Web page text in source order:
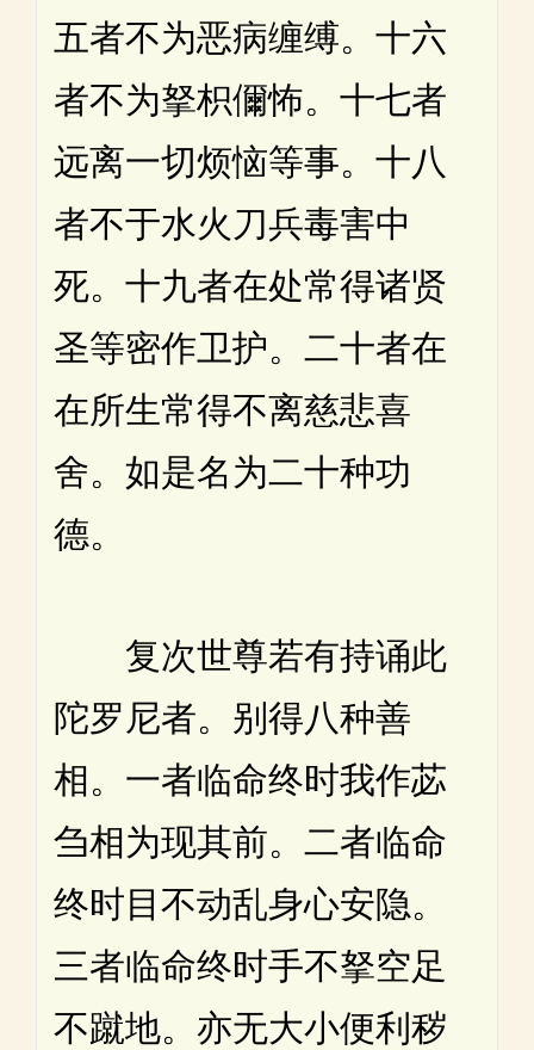
五者不为恶病缠缚。十六
者不为拏枳儞怖。十七者
远离一切烦恼等事。十八
者不于水火刀兵毒害中
死。十九者在处常得诸贤
圣等密作卫护。二十者在
在所生常得不离慈悲喜
舍。如是名为二十种功
德。
复次世尊若有持诵此
陀罗尼者。别得八种善
相。一者临命终时我作苾
刍相为现其前。二者临命
终时目不动乱身心安隐。
三者临命终时手不拏空足
不蹴地。亦无大小便利秽